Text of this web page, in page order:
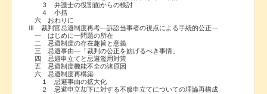
３ 弁護士の役割面からの検討
４ 小括
六 おわりに
Ⅲ 裁判官忌避制度再考―訴訟当事者の視点による手続的公正―
一 はじめに―問題の所在
二 忌避制度の存在趣旨と意義
三 忌避事由―「裁判の公正を妨げるべき事情」
四 忌避申立てと忌避濫用対策
五 忌避制度機能不全の諸原因
六 忌避制度再構築
１ 忌避事由の拡大化
２ 忌避申立却下に対する不服申立てについての理論再構成